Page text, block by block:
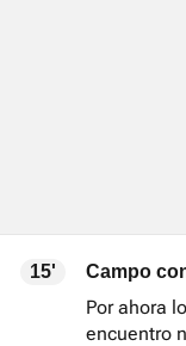
15' Campo
Por ahora
encuentro